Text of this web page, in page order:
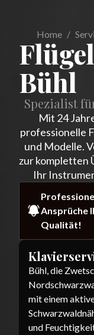
Home /
Bühl
Spezialist
Mit 24
professionelle
und Modelle.
zur kompletten
Ihr
Ansprüche
Qualität!
Bühl, die
mit einem
und